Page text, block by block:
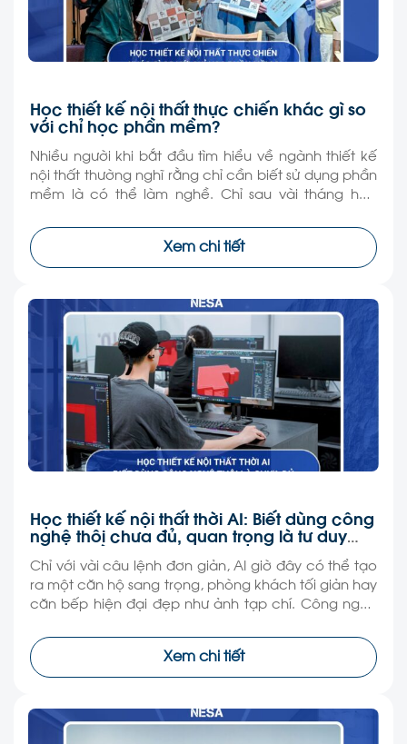
Học thiết kế nội thất thực chiến khác gì so
với chỉ học phần mềm?
Nhiều người khi bắt đầu tìm hiểu về ngành thiết kế
nội thất thường nghĩ rằng chỉ cần biết sử dụng phần
mềm là có thể làm nghề. Chỉ sau vài tháng học
có thể tạo ra những bản phối cảnh đẹp mắt như […]
Xem chi tiết
Học thiết kế nội thất thời AI: Biết dùng công
nghệ thôi chưa đủ, quan trọng là tư duy
làm nghề
Chỉ với vài câu lệnh đơn giản, AI giờ đây có thể tạo
ra một căn hộ sang trọng, phòng khách tối giản hay
căn bếp hiện đại đẹp như ảnh tạp chí. Công nghệ
hơn bao giờ hết, thậm chí nhiều người […]
Xem chi tiết